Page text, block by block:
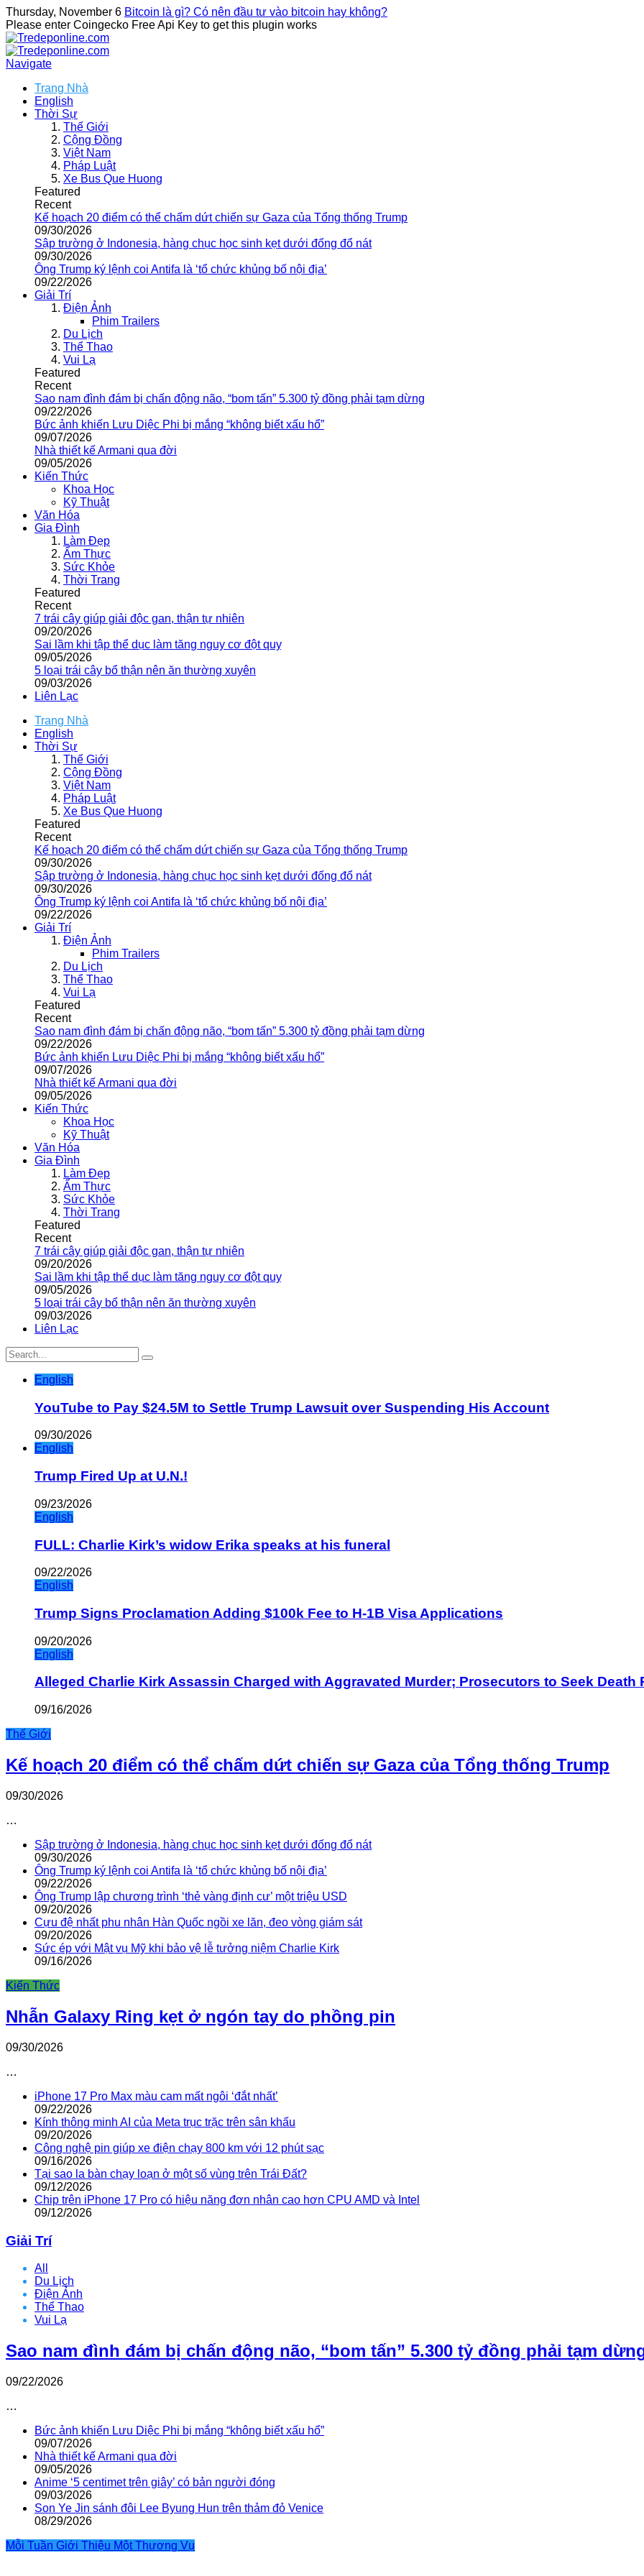
Thursday, November 6 Bitcoin là gì? Có nên đầu tư vào bitcoin hay không?
Please enter Coingecko Free Api Key to get this plugin works
Navigate
Trang Nhà
English
Thời Sự
Thế Giới
Cộng Đồng
Việt Nam
Pháp Luật
Xe Bus Que Huong
Featured
Recent
Kế hoạch 20 điểm có thể chấm dứt chiến sự Gaza của Tổng thống Trump
09/30/2026
Sập trường ở Indonesia, hàng chục học sinh kẹt dưới đống đổ nát
09/30/2026
Ông Trump ký lệnh coi Antifa là ‘tổ chức khủng bố nội địa’
09/22/2026
Giải Trí
Điện Ảnh
Phim Trailers
Du Lịch
Thể Thao
Vui Lạ
Featured
Recent
Sao nam đình đám bị chấn động não, “bom tấn” 5.300 tỷ đồng phải tạm dừng
09/22/2026
Bức ảnh khiến Lưu Diệc Phi bị mắng “không biết xấu hổ”
09/07/2026
Nhà thiết kế Armani qua đời
09/05/2026
Kiến Thức
Khoa Học
Kỹ Thuật
Văn Hóa
Gia Đình
Làm Đẹp
Ẩm Thực
Sức Khỏe
Thời Trang
Featured
Recent
7 trái cây giúp giải độc gan, thận tự nhiên
09/20/2026
Sai lầm khi tập thể dục làm tăng nguy cơ đột quỵ
09/05/2026
5 loại trái cây bổ thận nên ăn thường xuyên
09/03/2026
Liên Lạc
Trang Nhà
English
Thời Sự
Thế Giới
Cộng Đồng
Việt Nam
Pháp Luật
Xe Bus Que Huong
Featured
Recent
Kế hoạch 20 điểm có thể chấm dứt chiến sự Gaza của Tổng thống Trump
09/30/2026
Sập trường ở Indonesia, hàng chục học sinh kẹt dưới đống đổ nát
09/30/2026
Ông Trump ký lệnh coi Antifa là ‘tổ chức khủng bố nội địa’
09/22/2026
Giải Trí
Điện Ảnh
Phim Trailers
Du Lịch
Thể Thao
Vui Lạ
Featured
Recent
Sao nam đình đám bị chấn động não, “bom tấn” 5.300 tỷ đồng phải tạm dừng
09/22/2026
Bức ảnh khiến Lưu Diệc Phi bị mắng “không biết xấu hổ”
09/07/2026
Nhà thiết kế Armani qua đời
09/05/2026
Kiến Thức
Khoa Học
Kỹ Thuật
Văn Hóa
Gia Đình
Làm Đẹp
Ẩm Thực
Sức Khỏe
Thời Trang
Featured
Recent
7 trái cây giúp giải độc gan, thận tự nhiên
09/20/2026
Sai lầm khi tập thể dục làm tăng nguy cơ đột quỵ
09/05/2026
5 loại trái cây bổ thận nên ăn thường xuyên
09/03/2026
Liên Lạc
English
YouTube to Pay $24.5M to Settle Trump Lawsuit over Suspending His Account
09/30/2026
English
Trump Fired Up at U.N.!
09/23/2026
English
FULL: Charlie Kirk’s widow Erika speaks at his funeral
09/22/2026
English
Trump Signs Proclamation Adding $100k Fee to H-1B Visa Applications
09/20/2026
English
Alleged Charlie Kirk Assassin Charged with Aggravated Murder; Prosecutors to Seek Death
09/16/2026
Thế Giới
Kế hoạch 20 điểm có thể chấm dứt chiến sự Gaza của Tổng thống Trump
09/30/2026
…
Sập trường ở Indonesia, hàng chục học sinh kẹt dưới đống đổ nát
09/30/2026
Ông Trump ký lệnh coi Antifa là ‘tổ chức khủng bố nội địa’
09/22/2026
Ông Trump lập chương trình ‘thẻ vàng định cư’ một triệu USD
09/20/2026
Cựu đệ nhất phu nhân Hàn Quốc ngồi xe lăn, đeo vòng giám sát
09/20/2026
Sức ép với Mật vụ Mỹ khi bảo vệ lễ tưởng niệm Charlie Kirk
09/16/2026
Kiến Thức
Nhẫn Galaxy Ring kẹt ở ngón tay do phồng pin
09/30/2026
…
iPhone 17 Pro Max màu cam mất ngôi ‘đắt nhất’
09/22/2026
Kính thông minh AI của Meta trục trặc trên sân khấu
09/20/2026
Công nghệ pin giúp xe điện chạy 800 km với 12 phút sạc
09/16/2026
Tại sao la bàn chạy loạn ở một số vùng trên Trái Đất?
09/12/2026
Chip trên iPhone 17 Pro có hiệu năng đơn nhân cao hơn CPU AMD và Intel
09/12/2026
Giải Trí
All
Du Lịch
Điện Ảnh
Thể Thao
Vui Lạ
Sao nam đình đám bị chấn động não, “bom tấn” 5.300 tỷ đồng phải tạm
09/22/2026
…
Bức ảnh khiến Lưu Diệc Phi bị mắng “không biết xấu hổ”
09/07/2026
Nhà thiết kế Armani qua đời
09/05/2026
Anime ‘5 centimet trên giây’ có bản người đóng
09/03/2026
Son Ye Jin sánh đôi Lee Byung Hun trên thảm đỏ Venice
08/29/2026
Mỗi Tuần Giới Thiệu Một Thương Vụ